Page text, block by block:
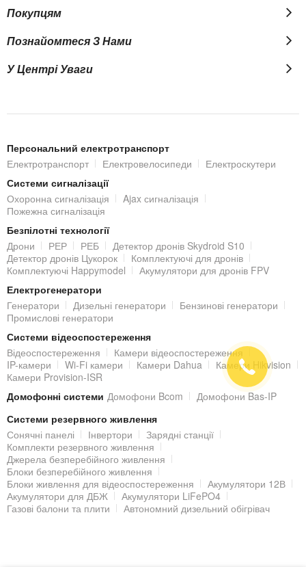
Покупцям
Познайомтеся З Нами
У Центрі Уваги
Персональний електротранспорт
Електротранспорт
Електровелосипеди
Електроскутери
Системи сигналізації
Охоронна сигналізація
Ajax сигналізація
Пожежна сигналізація
Безпілотні технології
Дрони
РЕР РЕБ
Детектор дронів Skydroid S10
Детектор дронів Цукорок
Комплектуючі для дронів
Комплектуючі Happymodel
Акумулятори для дронів FPV
Електрогенератори
Генератори
Дизельні генератори
Бензинові генератори
Промислові генератори
Системи відеоспостереження
Відеоспостереження
Камери відеоспостереження
IP-камери
Wi-Fi камери Камери Dahua
Камери Hikvision
Камери Provision-ISR
Домофонні системи Домофони Bcom
Домофони Bas-IP
Системи резервного живлення
Сонячні панелі
Інвертори
Зарядні станції
Комплекти резервного живлення
Джерела безперебійного живлення
Блоки безперебійного живлення
Блоки живлення для відеоспостереження
Акумулятори 12В
Акумулятори для ДБЖ
Акумулятори LiFePO4
Газові балони та плити
Автономний дизельний обігрівач